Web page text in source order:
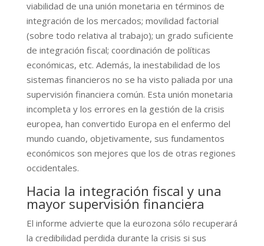
viabilidad de una unión monetaria en términos de
integración de los mercados; movilidad factorial
(sobre todo relativa al trabajo); un grado suficiente
de integración fiscal; coordinación de políticas
económicas, etc. Además, la inestabilidad de los
sistemas financieros no se ha visto paliada por una
supervisión financiera común. Esta unión monetaria
incompleta y los errores en la gestión de la crisis
europea, han convertido Europa en el enfermo del
mundo cuando, objetivamente, sus fundamentos
económicos son mejores que los de otras regiones
occidentales.
Hacia la integración fiscal y una
mayor supervisión financiera
El informe advierte que la eurozona sólo recuperará
la credibilidad perdida durante la crisis si sus